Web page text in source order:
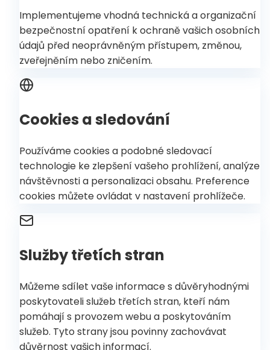
Implementujeme vhodná technická a organizační
bezpečnostní opatření k ochraně vašich osobních
údajů před neoprávněným přístupem, změnou,
zveřejněním nebo zničením.
Cookies a sledování
Používáme cookies a podobné sledovací
technologie ke zlepšení vašeho prohlížení, analýze
návštěvnosti a personalizaci obsahu. Preference
cookies můžete ovládat v nastavení prohlížeče.
Služby třetích stran
Můžeme sdílet vaše informace s důvěryhodnými
poskytovateli služeb třetích stran, kteří nám
pomáhají s provozem webu a poskytováním
služeb. Tyto strany jsou povinny zachovávat
důvěrnost vašich informací.